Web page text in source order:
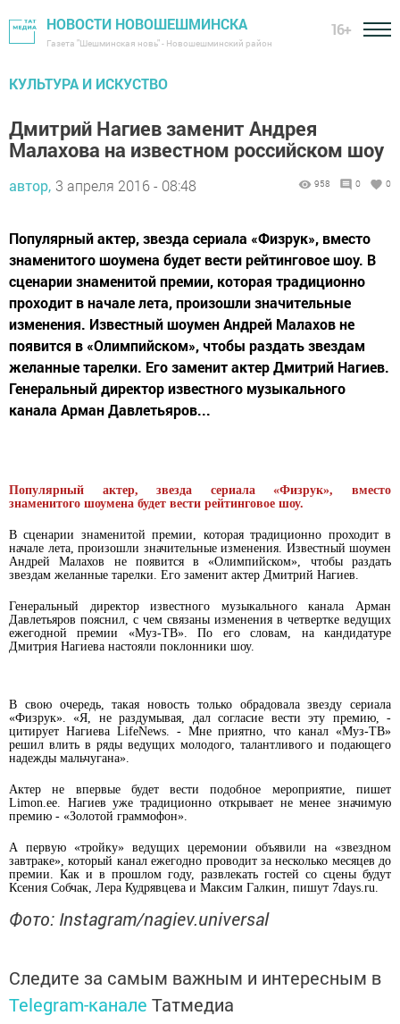
НОВОСТИ НОВОШЕШМИНСКА
Газета "Шешминская новь" - Новошешминский район
16+
КУЛЬТУРА И ИСКУСТВО
Дмитрий Нагиев заменит Андрея
Малахова на известном российском шоу
автор, 3 апреля 2016 - 08:48 958 0 0
Популярный актер, звезда сериала «Физрук», вместо
знаменитого шоумена будет вести рейтинговое шоу. В
сценарии знаменитой премии, которая традиционно
проходит в начале лета, произошли значительные
изменения. Известный шоумен Андрей Малахов не
появится в «Олимпийском», чтобы раздать звездам
желанные тарелки. Его заменит актер Дмитрий Нагиев.
Генеральный директор известного музыкального
канала Арман Давлетьяров...
Популярный актер, звезда сериала «Физрук», вместо
знаменитого шоумена будет вести рейтинговое шоу.
В сценарии знаменитой премии, которая традиционно проходит в
начале лета, произошли значительные изменения. Известный шоумен
Андрей Малахов не появится в «Олимпийском», чтобы раздать
звездам желанные тарелки. Его заменит актер Дмитрий Нагиев.
Генеральный директор известного музыкального канала Арман
Давлетьяров пояснил, с чем связаны изменения в четвертке ведущих
ежегодной премии «Муз-ТВ». По его словам, на кандидатуре
Дмитрия Нагиева настояли поклонники шоу.
В свою очередь, такая новость только обрадовала звезду сериала
«Физрук». «Я, не раздумывая, дал согласие вести эту премию, -
цитирует Нагиева LifeNews. - Мне приятно, что канал «Муз-ТВ»
решил влить в ряды ведущих молодого, талантливого и подающего
надежды мальчугана».
Актер не впервые будет вести подобное мероприятие, пишет
Limon.ее. Нагиев уже традиционно открывает не менее значимую
премию - «Золотой граммофон».
А первую «тройку» ведущих церемонии объявили на «звездном
завтраке», который канал ежегодно проводит за несколько месяцев до
премии. Как и в прошлом году, развлекать гостей со сцены будут
Ксения Собчак, Лера Кудрявцева и Максим Галкин, пишут 7days.ru.
Фото: Instagram/nagiev.universal
Следите за самым важным и интересным в
Telegram-канале Татмедиа